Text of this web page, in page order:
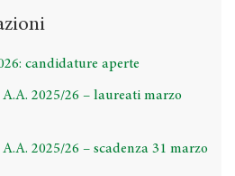
candidature aperte
2025/26 – laureati marzo
2025/26 – scadenza 31 marzo